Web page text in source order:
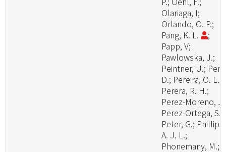
Olariaga, I;
Orlando, O. P.;
Pang, K. L.
;
Papp, V;
Pawlowska, J.;
Peintner, U.;
D.; Pereira, O. L.;
Perera, R. H.;
Perez-Moreno,
Perez-Ortega, S.;
Peter, G.; Phillips,
A. J. L.;
Phonemany, M.;